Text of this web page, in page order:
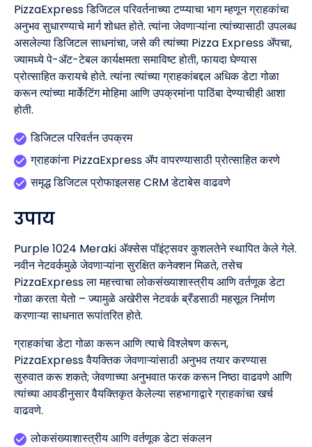
PizzaExpress डिजिटल परिवर्तनाच्या टप्प्याचा भाग म्हणून ग्राहकांचा
अनुभव सुधारण्याचे मार्ग शोधत होते. त्यांना जेवणाऱ्यांना त्यांच्यासाठी उपलब्ध
असलेल्या डिजिटल साधनांचा, जसे की त्यांच्या Pizza Express ॲपचा,
ज्यामध्ये पे-ॲट-टेबल कार्यक्षमता समाविष्ट होती, फायदा घेण्यास
प्रोत्साहित करायचे होते. त्यांना त्यांच्या ग्राहकांबद्दल अधिक डेटा गोळा
करून त्यांच्या मार्केटिंग मोहिमा आणि उपक्रमांना पाठिंबा देण्याचीही आशा
होती.
डिजिटल परिवर्तन उपक्रम
ग्राहकांना PizzaExpress ॲप वापरण्यासाठी प्रोत्साहित करणे
समृद्ध डिजिटल प्रोफाइलसह CRM डेटाबेस वाढवणे
उपाय
Purple 1024 Meraki ॲक्सेस पॉइंट्सवर कुशलतेने स्थापित केले गेले.
नवीन नेटवर्कमुळे जेवणाऱ्यांना सुरक्षित कनेक्शन मिळते, तसेच
PizzaExpress ला महत्त्वाचा लोकसंख्याशास्त्रीय आणि वर्तणूक डेटा
गोळा करता येतो – ज्यामुळे अखेरीस नेटवर्क ब्रँडसाठी महसूल निर्माण
करणाऱ्या साधनात रूपांतरित होते.
ग्राहकांचा डेटा गोळा करून आणि त्याचे विश्लेषण करून,
PizzaExpress वैयक्तिक जेवणाऱ्यांसाठी अनुभव तयार करण्यास
सुरुवात करू शकते; जेवणाच्या अनुभवात फरक करून निष्ठा वाढवणे आणि
त्यांच्या आवडीनुसार वैयक्तिकृत केलेल्या सहभागाद्वारे ग्राहकांचा खर्च
वाढवणे.
लोकसंख्याशास्त्रीय आणि वर्तणूक डेटा संकलन